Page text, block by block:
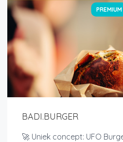
PREMIUM
BADI.BURGER
🚀 Uniek concept: UFO